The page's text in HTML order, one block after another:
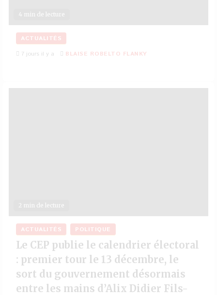
4 min de lecture
ACTUALITÉS
7 jours il y a
BLAISE ROBELTO FLANKY
2 min de lecture
ACTUALITÉS POLITIQUE
Le CEP publie le calendrier électoral
: premier tour le 13 décembre, le
sort du gouvernement désormais
entre les mains d’Alix Didier Fils-